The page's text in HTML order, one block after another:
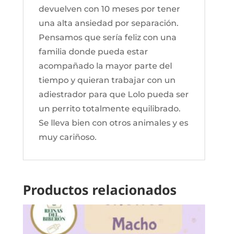
devuelven con 10 meses por tener
una alta ansiedad por separación.
Pensamos que sería feliz con una
familia donde pueda estar
acompañado la mayor parte del
tiempo y quieran trabajar con un
adiestrador para que Lolo pueda ser
un perrito totalmente equilibrado.
Se lleva bien con otros animales y es
muy cariñoso.
Productos relacionados